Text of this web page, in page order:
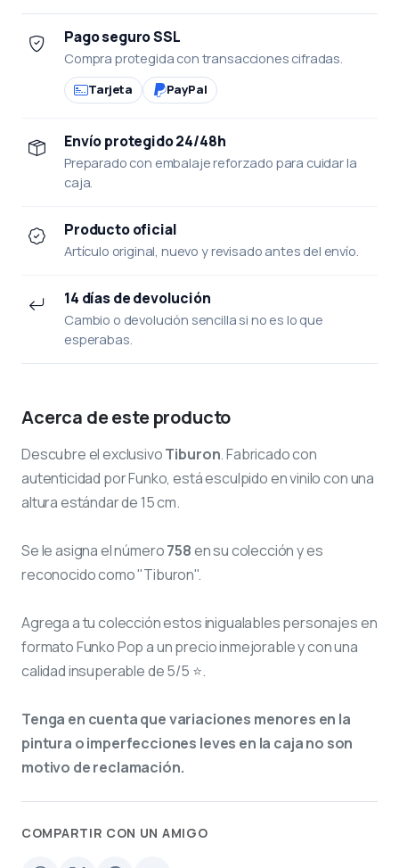
Pago seguro SSL
Compra protegida con transacciones cifradas.
Tarjeta PayPal
Envío protegido 24/48h
Preparado con embalaje reforzado para cuidar la
caja.
Producto oficial
Artículo original, nuevo y revisado antes del envío.
14 días de devolución
Cambio o devolución sencilla si no es lo que
esperabas.
Acerca de este producto
Descubre el exclusivoTiburon. Fabricado con
autenticidad por Funko, está esculpido en vinilo con una
altura estándar de 15 cm.
Se le asigna el número758en su colección y es
reconocido como "Tiburon".
Agrega a tu colección estos inigualables personajes en
formato Funko Pop a un precio inmejorable y con una
calidad insuperable de 5/5 ⭐.
Tenga en cuenta que variaciones menores en la
pintura o imperfecciones leves en la caja no son
motivo de reclamación.
COMPARTIR CON UN AMIGO